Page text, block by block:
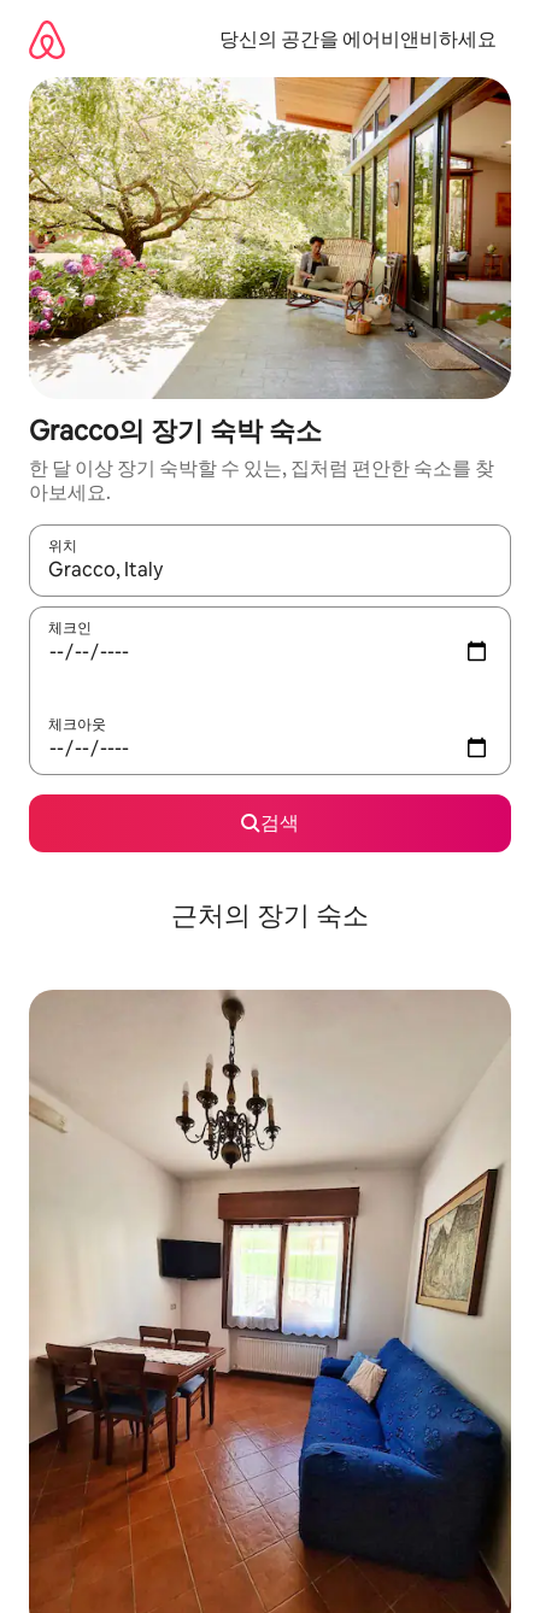
당신의 공간을 에어비앤비하세요
Gracco의 장기 숙박 숙소
한 달 이상 장기 숙박할 수 있는, 집처럼 편안한 숙소를 찾
아보세요.
위치
결과가 나오면 위·아래 화살표 키를 사용하거나 터치 또는 스와이
체크인
체크아웃
검색
근처의 장기 숙소